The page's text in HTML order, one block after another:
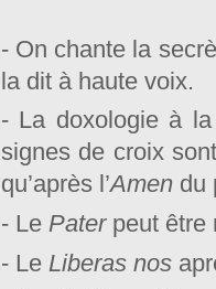
- On chante la
la dit à haute voix.
- La doxologie à
signes de croix
qu’après l’Amendu
- Le Paterpeut être
- Le Liberas nos